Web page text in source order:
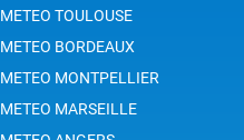
METEO TOULOUSE
METEO BORDEAUX
METEO MONTPELLIER
METEO MARSEILLE